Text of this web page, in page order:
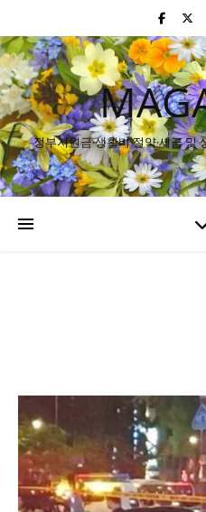
정부지원금·생활비 절약·세금